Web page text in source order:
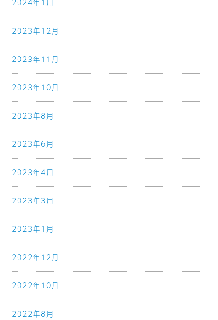
2024年1月
2023年12月
2023年11月
2023年10月
2023年8月
2023年6月
2023年4月
2023年3月
2023年1月
2022年12月
2022年10月
2022年8月